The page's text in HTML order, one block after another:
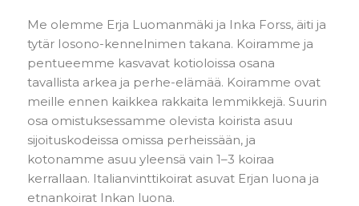
Me olemme Erja Luomanmäki ja Inka Forss, äiti ja
tytär Iosono-kennelnimen takana. Koiramme ja
pentueemme kasvavat kotioloissa osana
tavallista arkea ja perhe-elämää. Koiramme ovat
meille ennen kaikkea rakkaita lemmikkejä. Suurin
osa omistuksessamme olevista koirista asuu
sijoituskodeissa omissa perheissään, ja
kotonamme asuu yleensä vain 1–3 koiraa
kerrallaan. Italianvinttikoirat asuvat Erjan luona ja
etnankoirat Inkan luona.